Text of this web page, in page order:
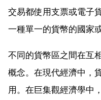
交易都使用支票或電子
一種單一的貨幣的國家
不同的貨幣區之間在互
概念。在現代經濟中，
用。在巨集觀經濟學中